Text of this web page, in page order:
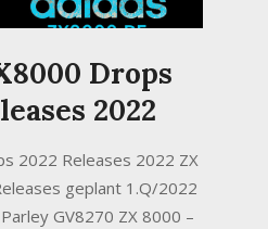
Drops
2022
2022 Releases 2022 ZX
geplant 1.Q/2022
GV8270 ZX 8000 –